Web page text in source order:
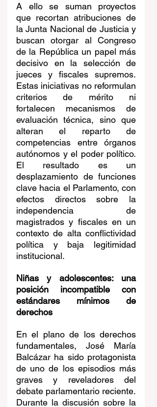
A ello se suman proyectos
que recortan atribuciones de
la Junta Nacional de Justicia y
buscan otorgar al Congreso
de la República un papel más
decisivo en la selección de
jueces y fiscales supremos.
Estas iniciativas no reformulan
criterios de mérito ni
fortalecen mecanismos de
evaluación técnica, sino que
alteran el reparto de
competencias entre órganos
autónomos y el poder político.
El resultado es un
desplazamiento de funciones
clave hacia el Parlamento, con
efectos directos sobre la
independencia de
magistrados y fiscales en un
contexto de alta conflictividad
política y baja legitimidad
institucional.
Niñas y adolescentes: una
posición incompatible con
estándares mínimos de
derechos
En el plano de los derechos
fundamentales, José María
Balcázar ha sido protagonista
de uno de los episodios más
graves y reveladores del
debate parlamentario reciente.
Durante la discusión sobre la